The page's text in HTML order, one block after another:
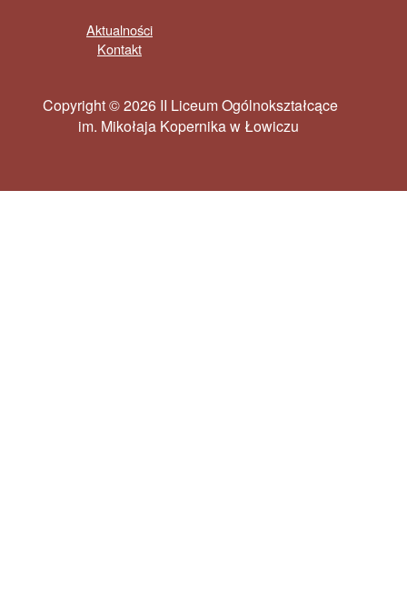
Aktualności
Kontakt
Copyright © 2026 II Liceum Ogólnokształcące
im. Mikołaja Kopernika w Łowiczu